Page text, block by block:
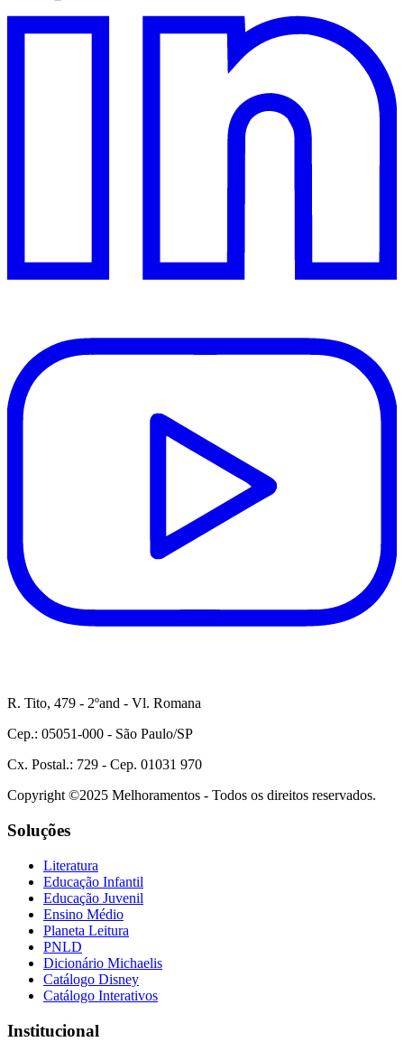
R. Tito, 479 - 2ºand - Vl. Romana
Cep.: 05051-000 - São Paulo/SP
Cx. Postal.: 729 - Cep. 01031 970
Copyright ©2025 Melhoramentos - Todos os direitos reservados.
Soluções
Literatura
Educação Infantil
Educação Juvenil
Ensino Médio
Planeta Leitura
PNLD
Dicionário Michaelis
Catálogo Disney
Catálogo Interativos
Institucional